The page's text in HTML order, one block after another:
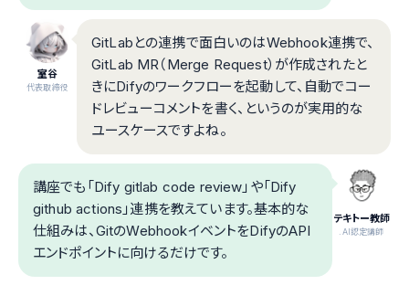
室谷
代表取締役
GitLabとの連携で面白いのはWebhook連携で、
GitLab MR（Merge Request）が作成されたと
きにDifyのワークフローを起動して、自動でコー
ドレビューコメントを書く、というのが実用的な
ユースケースですよね。
テキトー教師
.AI認定講師
講座でも「Dify gitlab code review」や「Dify
github actions」連携を教えています。基本的な
仕組みは、GitのWebhookイベントをDifyのAPI
エンドポイントに向けるだけです。